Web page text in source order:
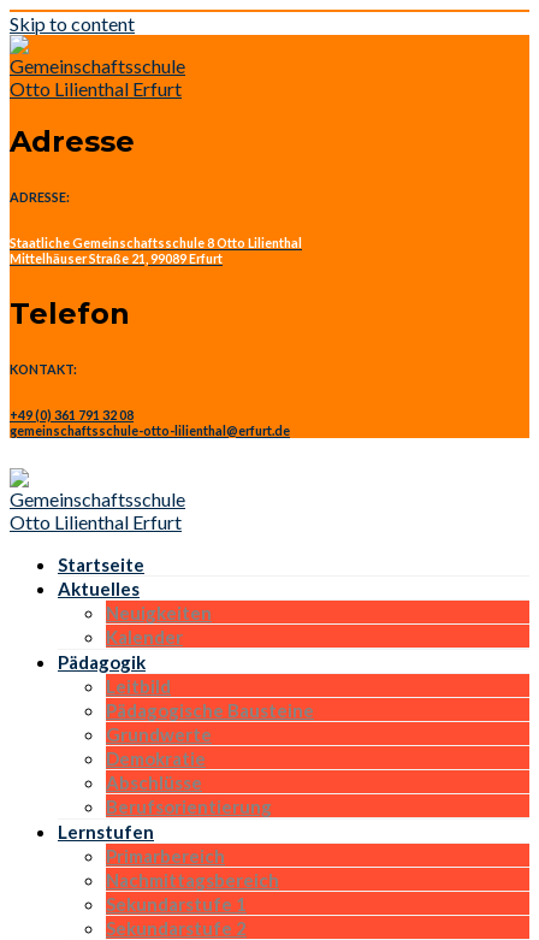
Skip to content
Adresse
ADRESSE:
Staatliche Gemeinschaftsschule 8 Otto Lilienthal
Mittelhäuser Straße 21, 99089 Erfurt
Telefon
KONTAKT:
+49 (0) 361 791 32 08
gemeinschaftsschule-otto-lilienthal@erfurt.de
Startseite
Aktuelles
Neuigkeiten
Kalender
Pädagogik
Leitbild
Pädagogische Bausteine
Grundwerte
Demokratie
Abschlüsse
Berufsorientierung
Lernstufen
Primarbereich
Nachmittagsbereich
Sekundarstufe 1
Sekundarstufe 2